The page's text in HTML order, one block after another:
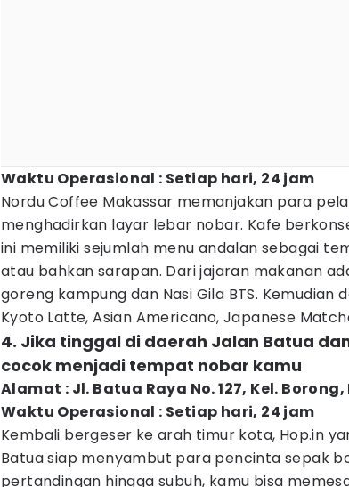
Waktu Operasional : Setiap hari, 24 jam
Nordu Coffee Makassar memanjakan para
menghadirkan layar lebar nobar. Kafe
ini memiliki sejumlah menu andalan sebagai
atau bahkan sarapan. Dari jajaran makanan
goreng kampung dan Nasi Gila BTS.
Kyoto Latte, Asian Americano, Japanese
4. Jika tinggal di daerah Jalan Batua
cocok menjadi tempat nobar kamu
Alamat : Jl. Batua Raya No. 127, Kel.
Waktu Operasional : Setiap hari, 24 jam
Kembali bergeser ke arah timur kota, Hop.in
Batua siap menyambut para pencinta sepak
pertandingan hingga subuh, kamu bisa